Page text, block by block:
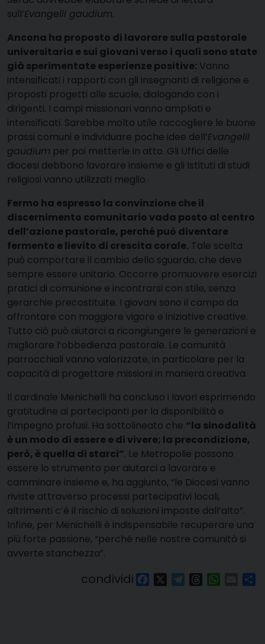
sull’Evangelii gaudium.
Ancona ha proposto di lavorare sulla pastorale
universitaria e sui giovani verso i quali sono state
già sperimentate esperienze positive: Vanno
intensificati i rapporti con gli insegnanti di religione e
proposti progetti alle scuole, dialogando con i
dirigenti. I campi missionari vanno ampliati e
intensificati. Sarebbe molto utile raccogliere le buone
prassi comuni e individuare poche idee dell’Evangelii
gaudium per poi metterle in atto. Gli Uffici delle
diocesi debbono lavorare insieme e gli Istituti di studi
religiosi vanno utilizzati meglio.
Fermo ha espresso la convinzione che il
discernimento comunitario vada posto al centro
dell’azione pastorale, perché può diventare
fermento e lievito di crescita corale. Tale scelta
può comportare il cambio dello sguardo, che deve
sempre essere unitario. Occorre promuovere esercizi
pratici di comunione e incontrarsi con stile, senza
gerarchie precostituite. I giovani sono il campo da
affrontare con maggiore vigore e iniziative creative.
Tutto ciò può aiutarci a ricongiungere le generazioni e
migliorare l’obbedienza pastorale. Le comunità
parrocchiali vanno valorizzate, in particolare per la
capacità di progettare missioni in maniera creativa.
Il cardinale Menichelli ha concluso i lavori esprimendo
gratitudine ai partecipanti per la disponibilità e
l’impegno profusi. Ha sottolineato che “la sinodalità
è un modo di essere e di vivere; la precondizione,
però, è quella di starci”. Le Metropolie possono
essere lo strumento per aiutarci a lavorare e
camminare insieme e, ha aggiunto, “le Diocesi vanno
riviste attraverso processi partecipativi locali,
altrimenti c’è il rischio di soluzioni imposte dall’alto”.
Infine, per Menichelli è indispensabile recuperare una
più forte passione, “perché nelle nostre comunità si
avverte stanchezza”.
condividi FacebookTelegram
Threads Email